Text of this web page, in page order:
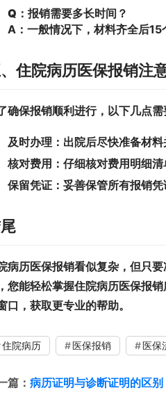
Q：报销需要多长时间？
A：一般情况下，材料齐全后15
住院病历医保报销注
确保报销顺利进行，以下几点需
及时办理： 出院后尽快准备材料
核对费用： 仔细核对费用明细清
保留凭证： 妥善保管所有报销凭
病历医保报销看似复杂，但只
您能轻松掌握住院病历医保报
口，获取更专业的帮助。
住院病历 医保报销 医保
篇： 病历证明与诊断证明的区